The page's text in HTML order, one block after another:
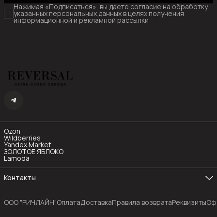
Нажимая «Подписаться», вы даете согласие на обработку
указанных персональных данных в целях получения
информационной и рекламной рассылки
Ozon
Wildberries
Yandex Market
ЗОЛОТОЕ ЯБЛОКО
Lamoda
Контакты
8 (985) 480-77-55
Режим работы
OOO "РИЧЛАЙН"ОплатаДоставкаПравила возвратаРеквизиты